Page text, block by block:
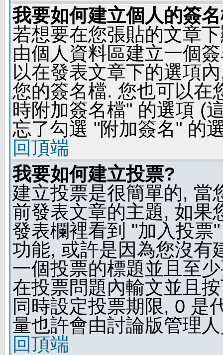
我要如何建立個人的簽
若想要在您張貼的文章
由個人資料區建立一個
以在發表文章下的選項
您的簽名檔. 您也可以在
時附加簽名檔" 的選項 (
忘了勾選 "附加簽名" 的
回頂端
我要如何建立投票?
建立投票是很簡單的, 當
前發表文章的主題, 如果
發表欄裡看到 "加入投票
功能, 或許是因為您沒有
一個投票的標題並且至
在投票問題內輸文並且
同時設定投票期限, 0 是
量也許會由討論版管理
回頂端